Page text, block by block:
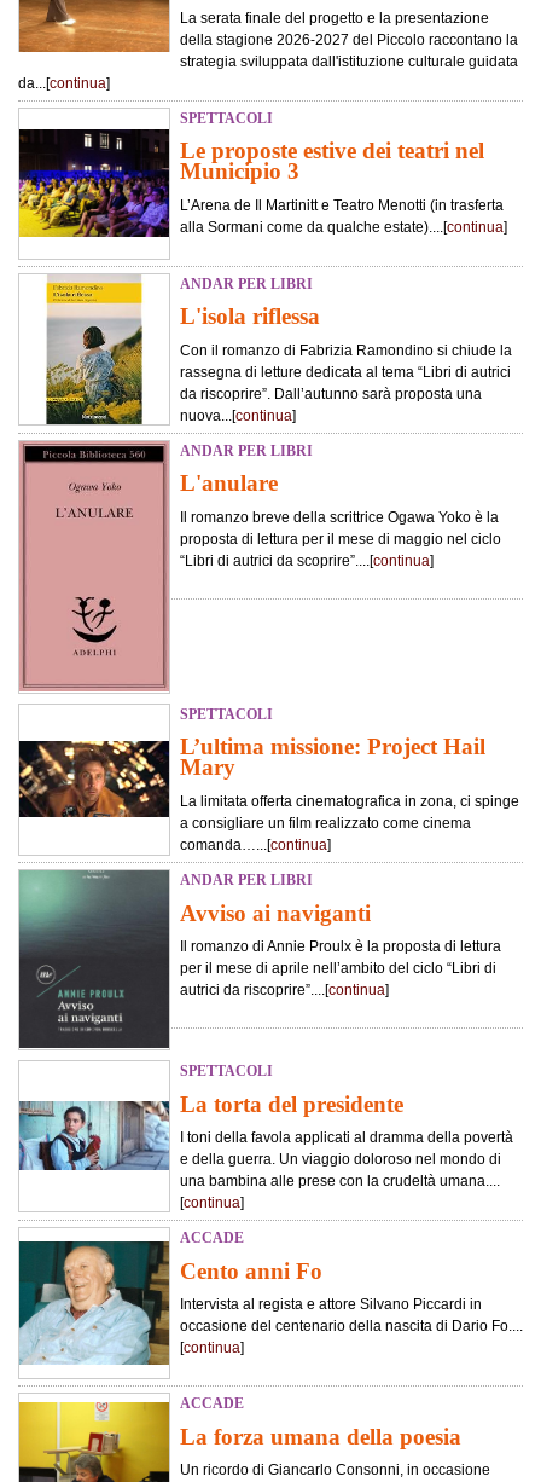
La serata finale del progetto e la presentazione
della stagione 2026-2027 del Piccolo raccontano la
strategia sviluppata dall'istituzione culturale guidata
da...[continua]
SPETTACOLI
Le proposte estive dei teatri nel
Municipio 3
L’Arena de Il Martinitt e Teatro Menotti (in trasferta
alla Sormani come da qualche estate)....[continua]
ANDAR PER LIBRI
L'isola riflessa
Con il romanzo di Fabrizia Ramondino si chiude la
rassegna di letture dedicata al tema “Libri di autrici
da riscoprire”. Dall’autunno sarà proposta una
nuova...[continua]
ANDAR PER LIBRI
L'anulare
Il romanzo breve della scrittrice Ogawa Yoko è la
proposta di lettura per il mese di maggio nel ciclo
“Libri di autrici da scoprire”....[continua]
SPETTACOLI
L’ultima missione: Project Hail
Mary
La limitata offerta cinematografica in zona, ci spinge
a consigliare un film realizzato come cinema
comanda…...[continua]
ANDAR PER LIBRI
Avviso ai naviganti
Il romanzo di Annie Proulx è la proposta di lettura
per il mese di aprile nell’ambito del ciclo “Libri di
autrici da riscoprire”....[continua]
SPETTACOLI
La torta del presidente
I toni della favola applicati al dramma della povertà
e della guerra. Un viaggio doloroso nel mondo di
una bambina alle prese con la crudeltà umana....
[continua]
ACCADE
Cento anni Fo
Intervista al regista e attore Silvano Piccardi in
occasione del centenario della nascita di Dario Fo....
[continua]
ACCADE
La forza umana della poesia
Un ricordo di Giancarlo Consonni, in occasione